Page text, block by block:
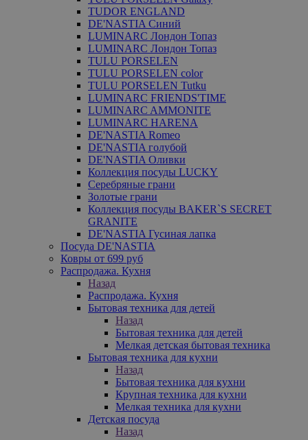
TUDOR ENGLAND
DE'NASTIA Синий
LUMINARC Лондон Топаз
LUMINARC Лондон Топаз
TULU PORSELEN
TULU PORSELEN color
TULU PORSELEN Tutku
LUMINARC FRIENDS'TIME
LUMINARC AMMONITE
LUMINARC HARENA
DE'NASTIA Romeo
DE'NASTIA голубой
DE'NASTIA Оливки
Коллекция посуды LUCKY
Серебряные грани
Золотые грани
Коллекция посуды BAKER`S SECRET
GRANITE
DE'NASTIA Гусиная лапка
Посуда DE'NASTIA
Ковры от 699 руб
Распродажа. Кухня
Назад
Распродажа. Кухня
Бытовая техника для детей
Назад
Бытовая техника для детей
Мелкая детская бытовая техника
Бытовая техника для кухни
Назад
Бытовая техника для кухни
Крупная техника для кухни
Мелкая техника для кухни
Детская посуда
Назад